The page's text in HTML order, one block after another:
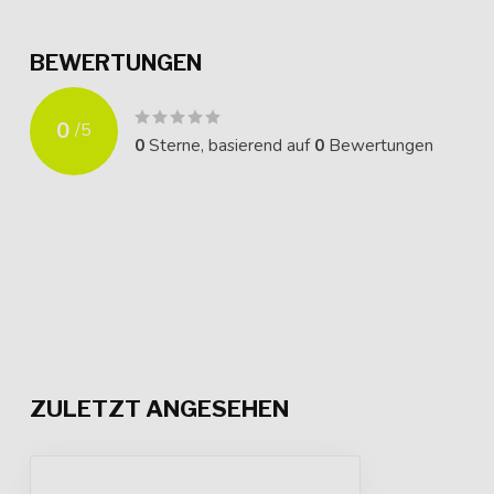
BEWERTUNGEN
0 /5
0Sterne, basierend auf0 Bewertungen
ZULETZT ANGESEHEN